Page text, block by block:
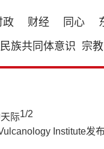
政 财经 同心
族共同体意识 宗教
1/2
Institute